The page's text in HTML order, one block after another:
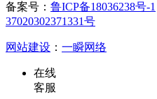
备案号： 鲁ICP备18036238号-1
37020302371331号
网站建设 ： 一瞬网络
在线
客服